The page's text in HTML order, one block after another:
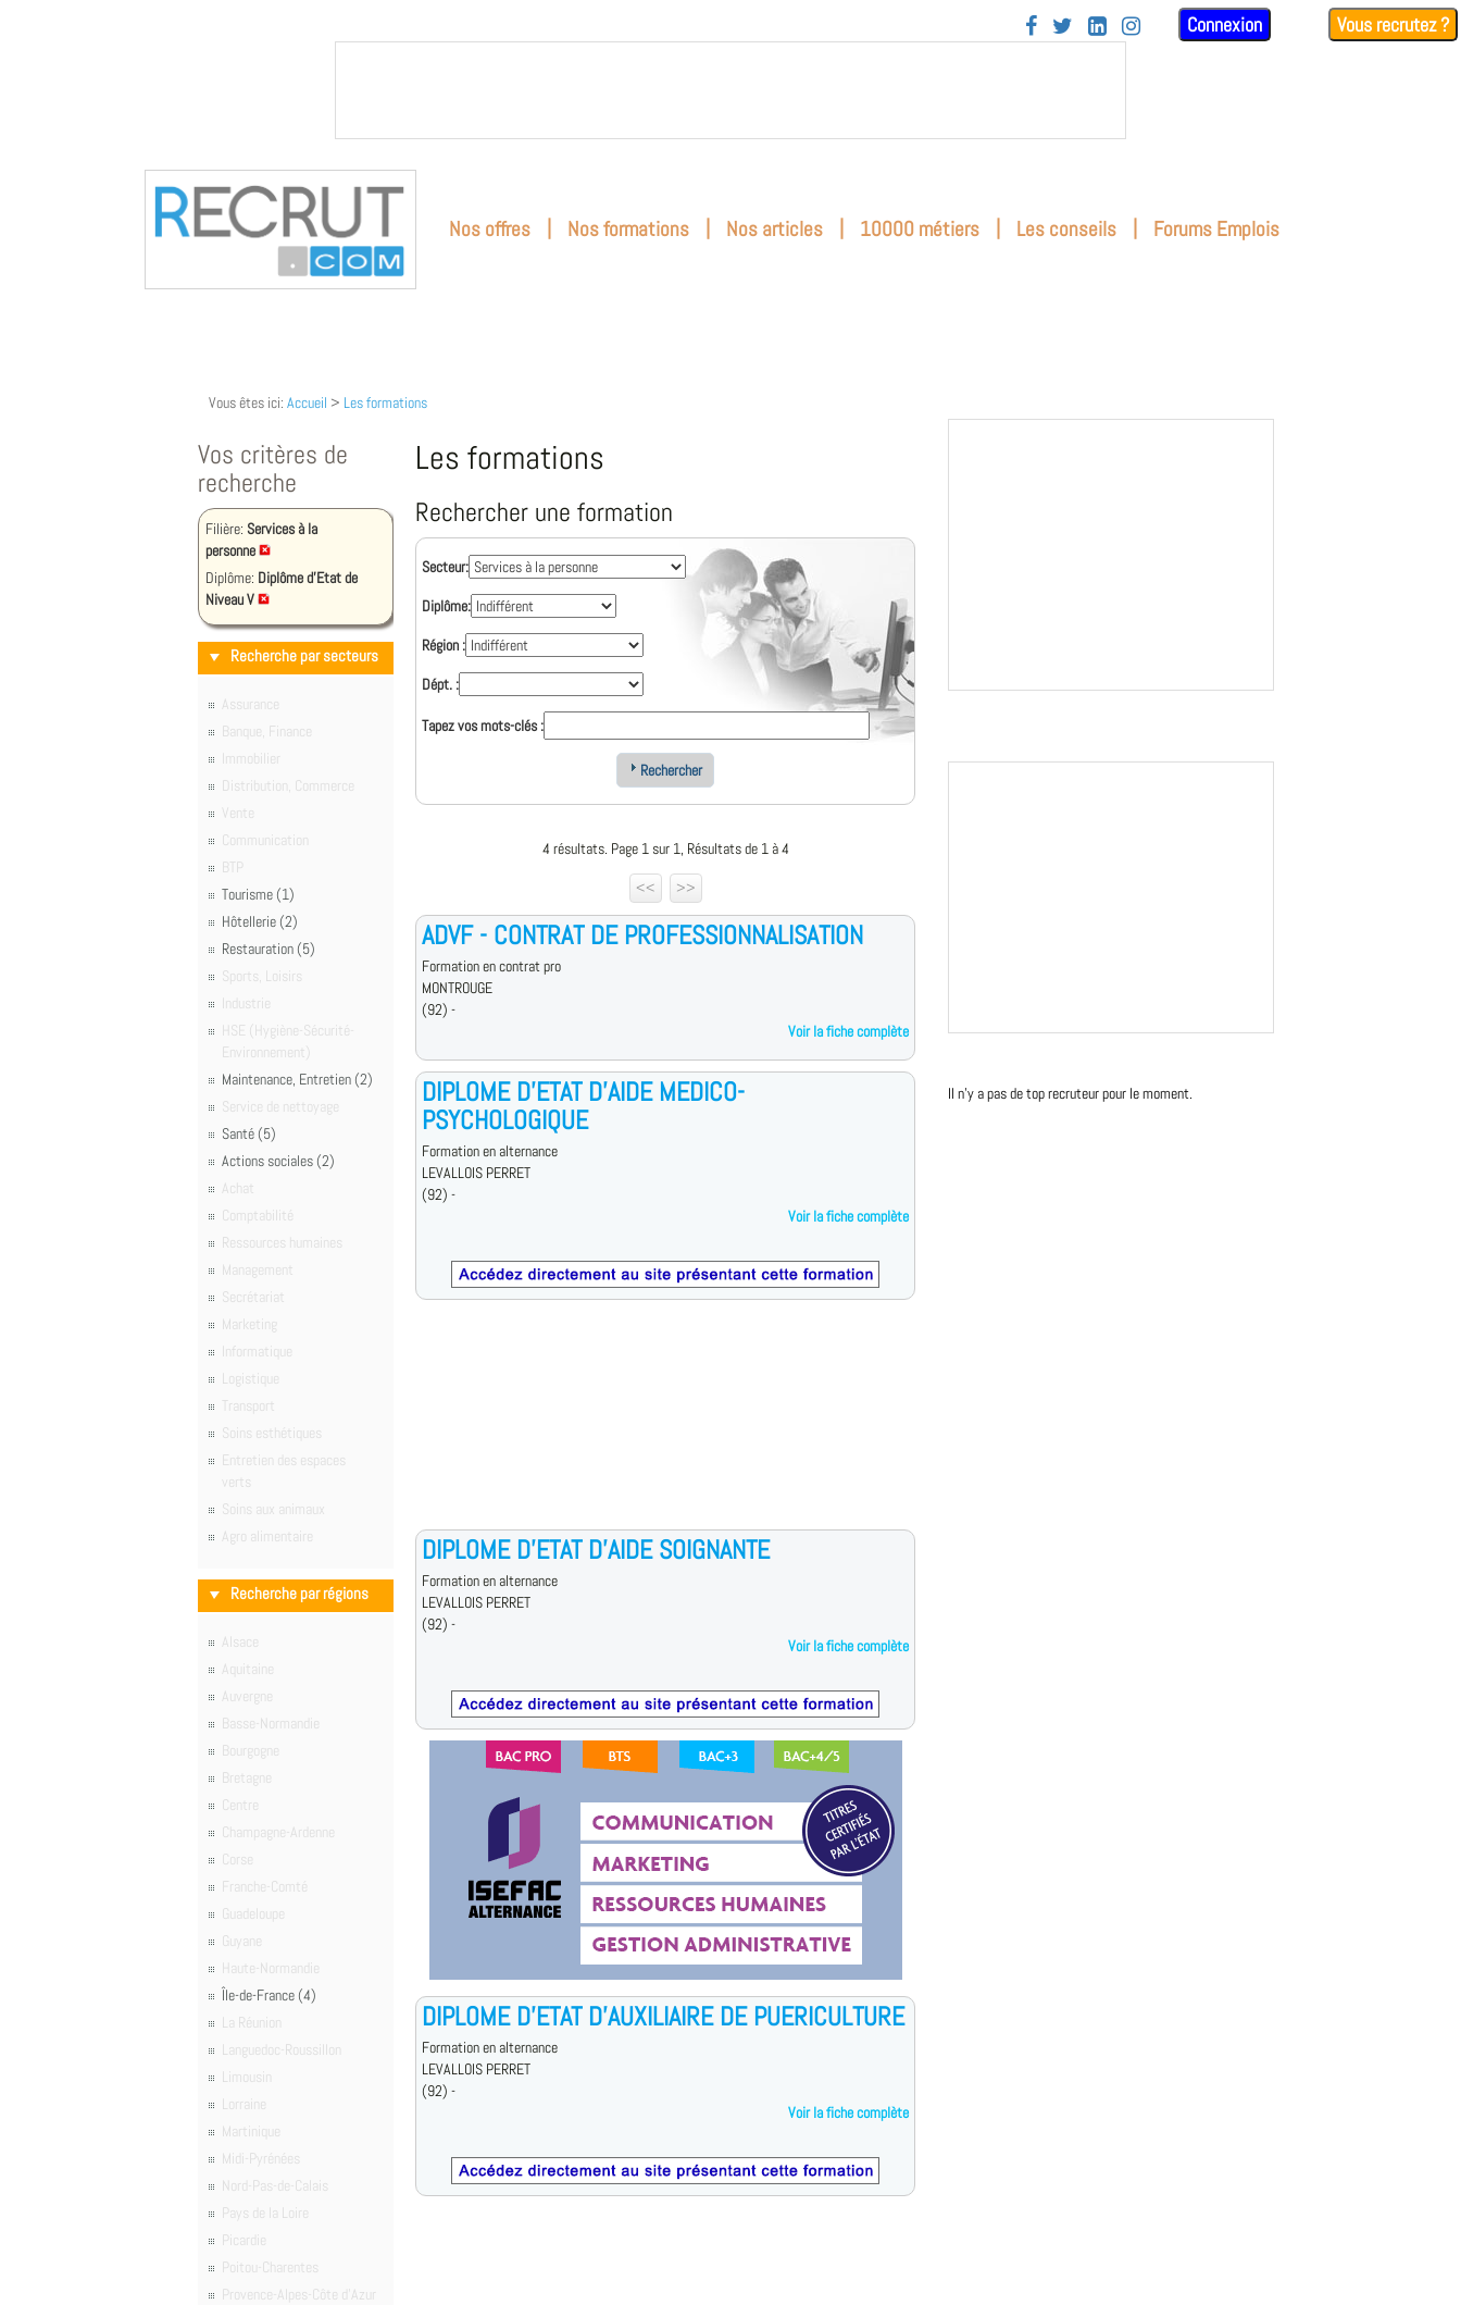
    Connexion Vous recrutez ?
Nos offres | Nos formations | Nos articles | 10000 métiers | Les conseils | Forums Emplois
Vous êtes ici: Accueil > Les formations
Vos critères de
recherche
Filière: Services à la
personne
Diplôme: Diplôme d'Etat de
Niveau V
Recherche par secteurs
Assurance
Banque, Finance
Immobilier
Distribution, Commerce
Vente
Communication
BTP
Tourisme (1)
Hôtellerie (2)
Restauration (5)
Sports, Loisirs
Industrie
HSE (Hygiène-Sécurité-
Environnement)
Maintenance, Entretien (2)
Service de nettoyage
Santé (5)
Actions sociales (2)
Achat
Comptabilité
Ressources humaines
Management
Secrétariat
Marketing
Informatique
Logistique
Transport
Soins esthétiques
Entretien des espaces
verts
Soins aux animaux
Agro alimentaire
Recherche par régions
Alsace
Aquitaine
Auvergne
Basse-Normandie
Bourgogne
Bretagne
Centre
Champagne-Ardenne
Corse
Franche-Comté
Guadeloupe
Guyane
Haute-Normandie
Île-de-France (4)
La Réunion
Languedoc-Roussillon
Limousin
Lorraine
Martinique
Midi-Pyrénées
Nord-Pas-de-Calais
Pays de la Loire
Picardie
Poitou-Charentes
Provence-Alpes-Côte d'Azur
Les formations
Rechercher une formation
Secteur:
Diplôme:
Région :
Dépt. :
Tapez vos mots-clés :
Rechercher
4 résultats. Page 1 sur 1, Résultats de 1 à 4
<<
>>
ADVF - CONTRAT DE PROFESSIONNALISATION
Formation en contrat pro
MONTROUGE
(92) -
Voir la fiche complète
DIPLOME D'ETAT D'AIDE MEDICO-
PSYCHOLOGIQUE
Formation en alternance
LEVALLOIS PERRET
(92) -
Voir la fiche complète
DIPLOME D'ETAT D'AIDE SOIGNANTE
Formation en alternance
LEVALLOIS PERRET
(92) -
Voir la fiche complète
DIPLOME D'ETAT D'AUXILIAIRE DE PUERICULTURE
Formation en alternance
LEVALLOIS PERRET
(92) -
Voir la fiche complète
Il n'y a pas de top recruteur pour le moment.